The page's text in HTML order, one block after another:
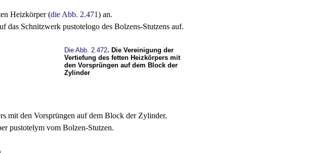
Heizkörper (die Abb. 2.471) an.
das Schnitzwerk pustotelogo des Bolzens-Stutzens auf.
Die Abb. 2.472. Die Vereinigung der
Vertiefung des fetten Heizkörpers mit
den Vorsprüngen auf dem Block der
Zylinder
mit den Vorsprüngen auf dem Block der Zylinder.
pustotelym vom Bolzen-Stutzen.